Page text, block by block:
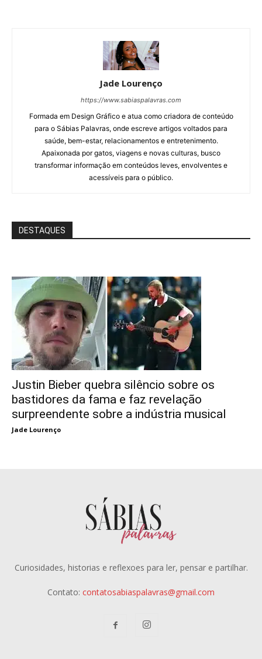
Jade Lourenço
https://www.sabiaspalavras.com
Formada em Design Gráfico e atua como criadora de conteúdo
para o Sábias Palavras, onde escreve artigos voltados para
saúde, bem-estar, relacionamentos e entretenimento.
Apaixonada por gatos, viagens e novas culturas, busco
transformar informação em conteúdos leves, envolventes e
acessíveis para o público.
DESTAQUES
Justin Bieber quebra silêncio sobre os
bastidores da fama e faz revelação
surpreendente sobre a indústria musical
Jade Lourenço
Curiosidades, historias e reflexoes para ler, pensar e partilhar.
Contato: contatosabiaspalavras@gmail.com